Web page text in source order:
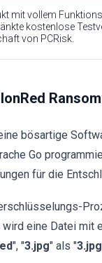
mit vollem
kostenlose
von PCRisk.
bösartige
Go
für die
eine Datei mit
", "3.jpg" als "